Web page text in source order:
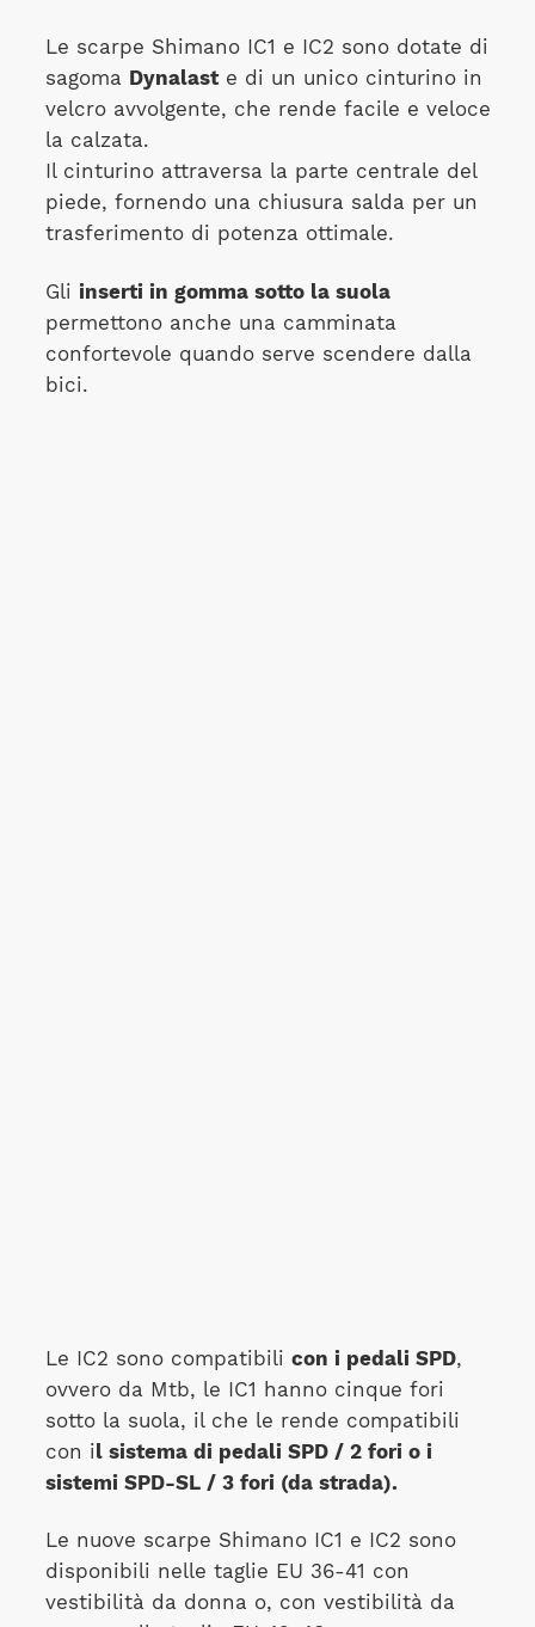
Le scarpe Shimano IC1 e IC2 sono dotate di
sagoma Dynalaste di un unico cinturino in
velcro avvolgente, che rende facile e veloce
la calzata.
Il cinturino attraversa la parte centrale del
piede, fornendo una chiusura salda per un
trasferimento di potenza ottimale.
Gli inserti in gomma sotto la suola
permettono anche una camminata
confortevole quando serve scendere dalla
bici.
Le IC2 sono compatibili con i pedali SPD,
ovvero da Mtb, le IC1 hanno cinque fori
sotto la suola, il che le rende compatibili
con il sistema di pedali SPD / 2 fori o i
sistemi SPD-SL / 3 fori (da strada).
Le nuove scarpe Shimano IC1 e IC2 sono
disponibili nelle taglie EU 36-41 con
vestibilità da donna o, con vestibilità da